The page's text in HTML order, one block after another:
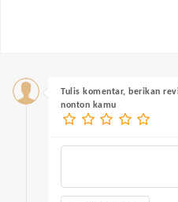
Tulis komentar, berikan
nonton kamu